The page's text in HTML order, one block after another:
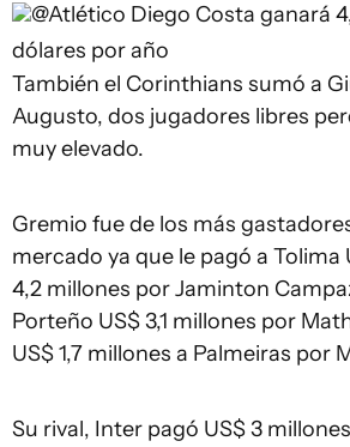
@Atlético Diego Costa ganará
dólares por año
También el Corinthians sumó a
Augusto, dos jugadores libres
muy elevado.
Gremio fue de los más
mercado ya que le pagó a Tolima
4,2 millones por Jaminton
Porteño US$ 3,1 millones por
US$ 1,7 millones a Palmeiras por
Su rival, Inter pagó US$ 3